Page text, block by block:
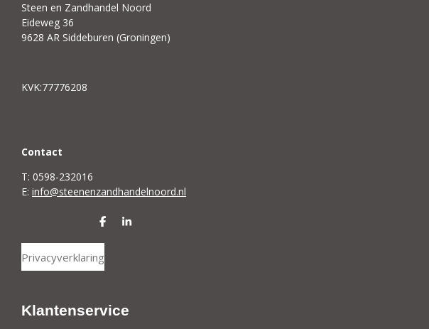
Steen en Zandhandel Noord
Eideweg 36
9628 AR Siddeburen (Groningen)
KVK:77776208
Contact
T: 0598-232016
E: info@steenenzandhandelnoord.nl
D
l
e
n
S
Privacyverklaring
Klantenservice